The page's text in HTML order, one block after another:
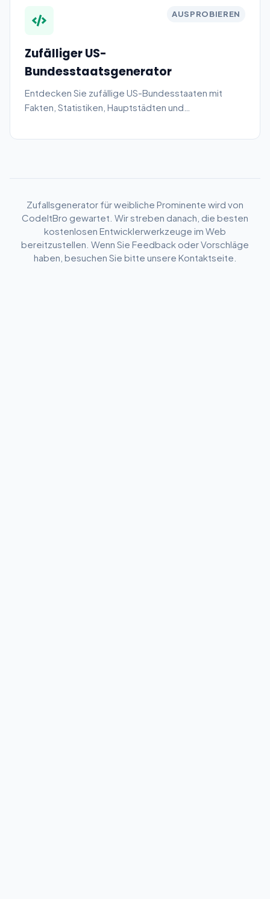
AUSPROBIEREN
Zufälliger US-
Bundesstaatsgenerator
Entdecken Sie zufällige US-Bundesstaaten mit
Fakten, Statistiken, Hauptstädten und
Zufallsgenerator für weibliche Prominente wird von
CodeItBro gewartet. Wir streben danach, die besten
kostenlosen Entwicklerwerkzeuge im Web
bereitzustellen. Wenn Sie Feedback oder Vorschläge
haben, besuchen Sie bitte unsere Kontaktseite.